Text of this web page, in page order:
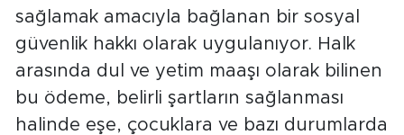
sağlamak amacıyla bağlanan bir sosyal
güvenlik hakkı olarak uygulanıyor. Halk
arasında dul ve yetim maaşı olarak bilinen
bu ödeme, belirli şartların sağlanması
halinde eşe, çocuklara ve bazı durumlarda